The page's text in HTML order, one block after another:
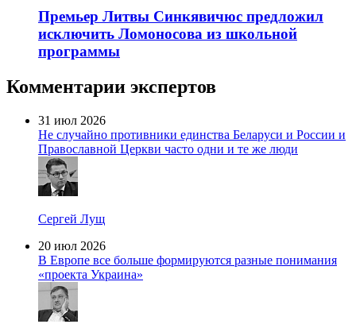
Премьер Литвы Синкявичюс предложил
исключить Ломоносова из школьной
программы
Комментарии экспертов
31 июл 2026
Не случайно противники единства Беларуси и России и
Православной Церкви часто одни и те же люди
Сергей Лущ
20 июл 2026
В Европе все больше формируются разные понимания
«проекта Украина»